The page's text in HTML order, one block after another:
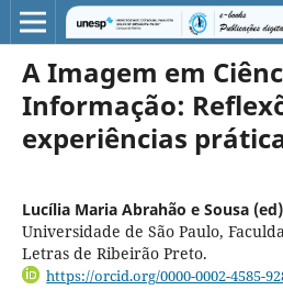
A Imagem em
Informação:
experiências
Lucília Maria Abrahão e Sousa (ed)
Universidade de São Paulo,
Letras de Ribeirão Preto.
https://orcid.org/0000-0002-4585-